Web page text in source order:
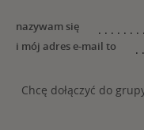
nazywam się
i mój adres e-mail to
Chcę dołączyć do